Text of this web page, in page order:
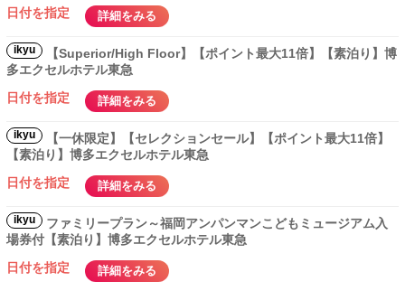
日付を指定
詳細をみる
ikyu
【Superior/High Floor】【ポイント最大11倍】【素泊り】博
多エクセルホテル東急
日付を指定
詳細をみる
ikyu
【一休限定】【セレクションセール】【ポイント最大11倍】
【素泊り】博多エクセルホテル東急
日付を指定
詳細をみる
ikyu
ファミリープラン～福岡アンパンマンこどもミュージアム入
場券付【素泊り】博多エクセルホテル東急
日付を指定
詳細をみる